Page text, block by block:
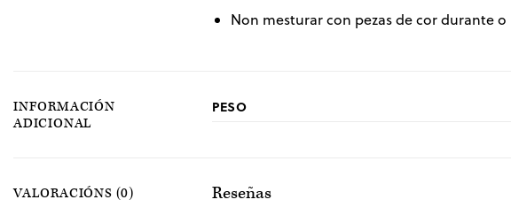
Non mesturar con pezas de cor durante o
INFORMACIÓN
ADICIONAL
PESO
VALORACIÓNS (0) Reseñas